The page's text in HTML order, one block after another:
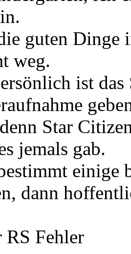
guten Dinge
weg.
ist
Star
jemals gab.
einige
dann
Fehler